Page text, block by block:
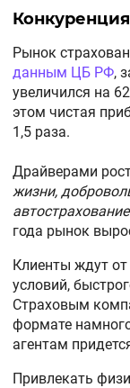
Рынок
данным ЦБ РФ,
увеличился на
этом чистая
1,5 раза.
Драйверами
жизни,
года рынок
Клиенты ждут
условий,
Страховым
формате
агентам
Привлекать